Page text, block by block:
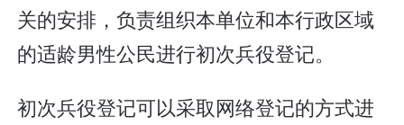
关的安排，负责组织本单位和本行政区域
的适龄男性公民进行初次兵役登记。
初次兵役登记可以采取网络登记的方式进